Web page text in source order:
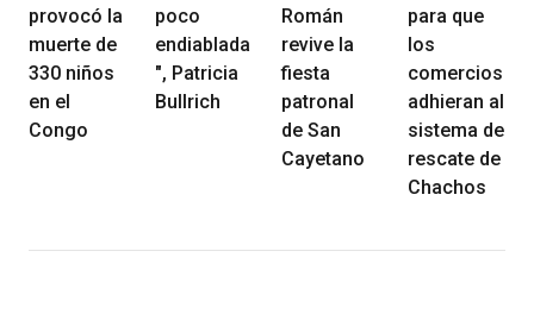
provocó la
muerte de
330 niños
en el
Congo
poco
endiablada
", Patricia
Bullrich
Román
revive la
fiesta
patronal
de San
Cayetano
para que
los
comercios
adhieran al
sistema de
rescate de
Chachos